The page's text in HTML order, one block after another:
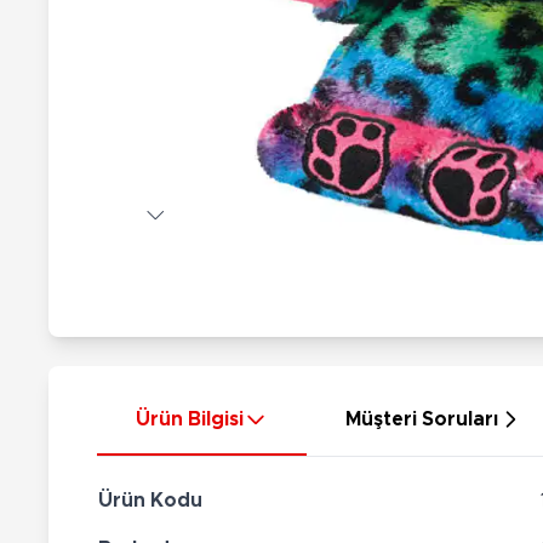
Nerf
Silahlar
Silah Setleri
Kılıç Setleri
Ok Setleri
Ürün Bilgisi Müşteri Soruları
Ürün Kodu